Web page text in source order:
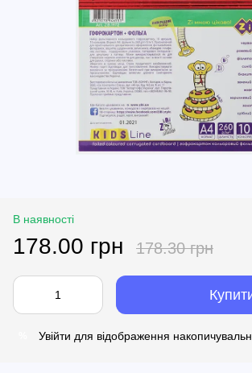
В наявності
178.00 грн 178.30 грн
Увійти для відображення